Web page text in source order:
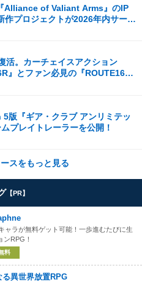
Alliance of Valiant Arms』のIP
作プロジェクトが2026年内サービ
活。カーチェイスアクション
』とファン必見の『ROUTE16
版『ギア・クラブ アンリミテッ
プレイトレーラーを公開！
スをもっと見る
【PR】
ャラが無料ゲット可能！一歩進むたびに生
RPG！
料
る異世界放置RPG